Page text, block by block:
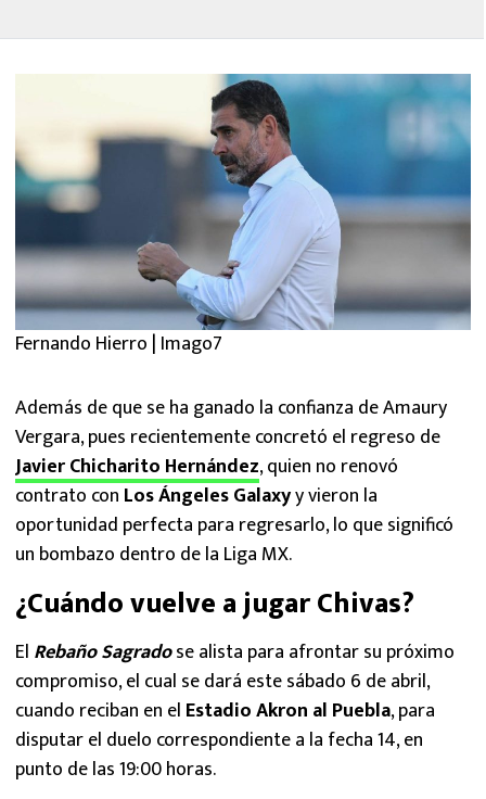
Fernando Hierro | Imago7
Además de que se ha ganado la confianza de Amaury
Vergara, pues recientemente concretó el regreso de
Javier Chicharito Hernández, quien no renovó
contrato con Los Ángeles Galaxyy vieron la
oportunidad perfecta para regresarlo, lo que significó
un bombazo dentro de la Liga MX.
¿Cuándo vuelve a jugar Chivas?
El Rebaño Sagradose alista para afrontar su próximo
compromiso, el cual se dará este sábado 6 de abril,
cuando reciban en el Estadio Akron al Puebla, para
disputar el duelo correspondiente a la fecha 14, en
punto de las 19:00 horas.